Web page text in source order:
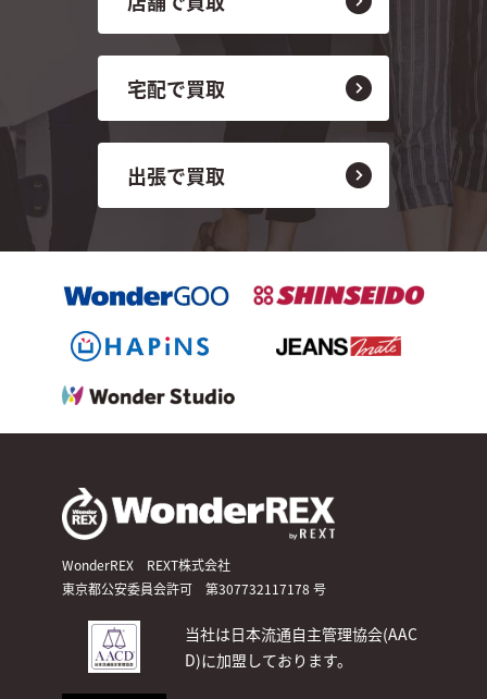
宅配で買取
出張で買取
WonderREX REXT株式会社
東京都公安委員会許可 第307732117178 号
当社は日本流通自主管理協会(AAC
D)に加盟しております。